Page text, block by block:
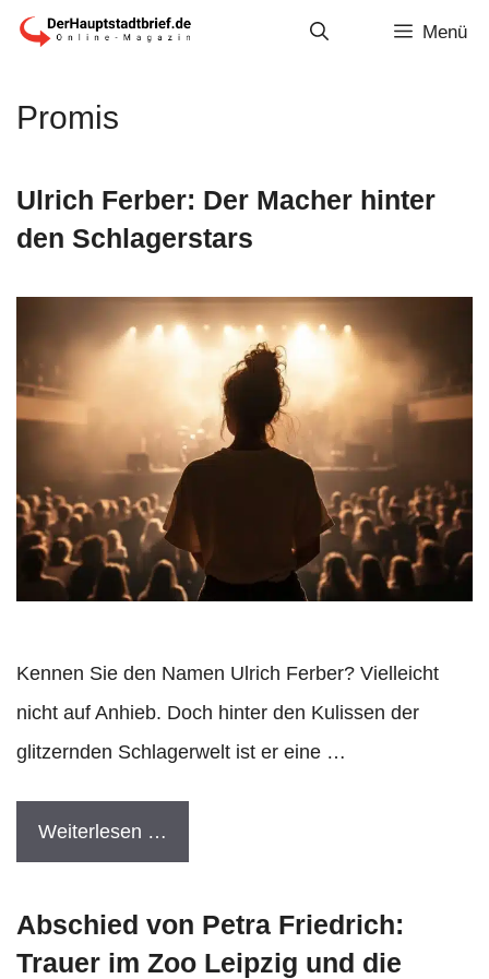
Zum
Menü
Promis
Ulrich Ferber: Der Macher hinter
den Schlagerstars
Kennen Sie den Namen Ulrich Ferber? Vielleicht
nicht auf Anhieb. Doch hinter den Kulissen der
glitzernden Schlagerwelt ist er eine …
Weiterlesen …
Abschied von Petra Friedrich:
Trauer im Zoo Leipzig und die